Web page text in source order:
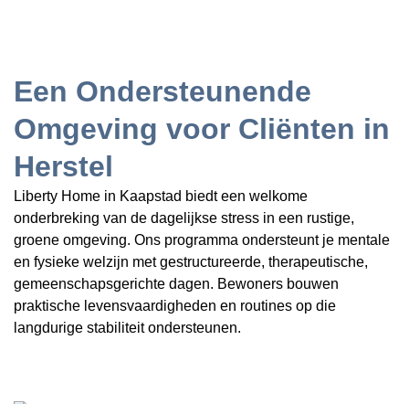
Een Ondersteunende
Omgeving voor Cliënten in
Herstel
Liberty Home in Kaapstad biedt een welkome
onderbreking van de dagelijkse stress in een rustige,
groene omgeving. Ons programma ondersteunt je mentale
en fysieke welzijn met gestructureerde, therapeutische,
gemeenschapsgerichte dagen. Bewoners bouwen
praktische levensvaardigheden en routines op die
langdurige stabiliteit ondersteunen.